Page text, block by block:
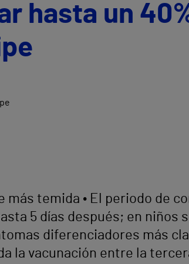
hasta un
más temida • El periodo de
5 días después; en niños
diferenciadores más
la vacunación entre la